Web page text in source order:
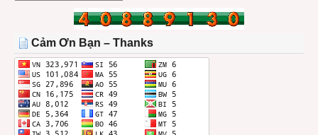
THÁNG
Cảm Ơn Bạn – Thanks